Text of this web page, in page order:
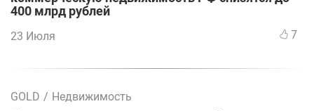
400 млрд рублей
23 Июля 7
GOLD / Недвижимость